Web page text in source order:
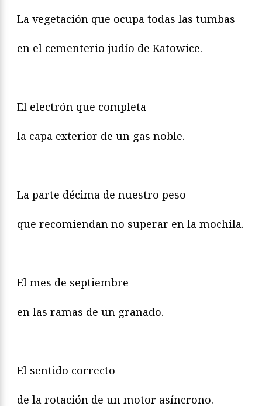
La vegetación que ocupa todas las tumbas
en el cementerio judío de Katowice.
El electrón que completa
la capa exterior de un gas noble.
La parte décima de nuestro peso
que recomiendan no superar en la mochila.
El mes de septiembre
en las ramas de un granado.
El sentido correcto
de la rotación de un motor asíncrono.